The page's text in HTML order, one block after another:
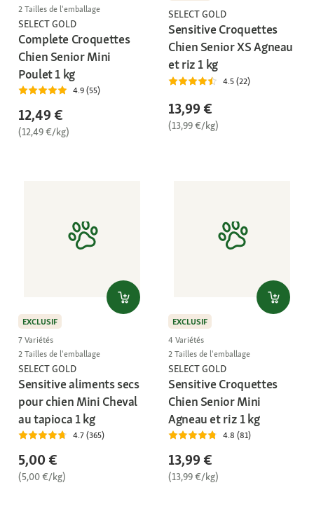
2 Tailles de l'emballage
SELECT GOLD
Complete Croquettes
Chien Senior Mini
Poulet 1 kg
4.9 (55)
12,49 €
(12,49 €/kg)
SELECT GOLD
Sensitive Croquettes
Chien Senior XS Agneau
et riz 1 kg
4.5 (22)
13,99 €
(13,99 €/kg)
EXCLUSIF
7 Variétés
2 Tailles de l'emballage
SELECT GOLD
Sensitive aliments secs
pour chien Mini Cheval
au tapioca 1 kg
4.7 (365)
5,00 €
(5,00 €/kg)
EXCLUSIF
4 Variétés
2 Tailles de l'emballage
SELECT GOLD
Sensitive Croquettes
Chien Senior Mini
Agneau et riz 1 kg
4.8 (81)
13,99 €
(13,99 €/kg)